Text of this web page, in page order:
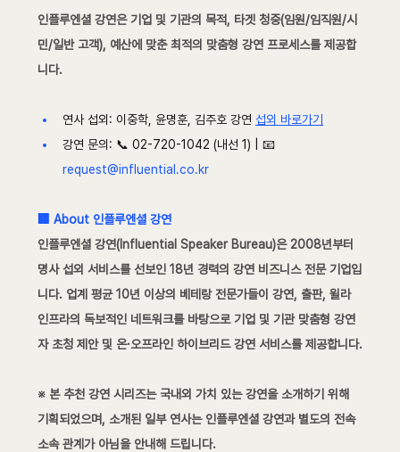
인플루엔셜 강연은 기업 및 기관의 목적, 타겟 청중(임원/임직원/시
민/일반 고객), 예산에 맞춘 최적의 맞춤형 강연 프로세스를 제공합
니다.
연사 섭외: 이중학, 윤명훈, 김주호 강연 섭외 바로가기
강연 문의: 📞 02-720-1042 (내선 1) | 📧
request@influential.co.kr
🏢 About 인플루엔셜 강연
인플루엔셜 강연(Influential Speaker Bureau)은 2008년부터
명사 섭외 서비스를 선보인 18년 경력의 강연 비즈니스 전문 기업입
니다. 업계 평균 10년 이상의 베테랑 전문가들이 강연, 출판, 윌라
인프라의 독보적인 네트워크를 바탕으로 기업 및 기관 맞춤형 강연
자 초청 제안 및 온·오프라인 하이브리드 강연 서비스를 제공합니다.
※ 본 추천 강연 시리즈는 국내외 가치 있는 강연을 소개하기 위해
기획되었으며, 소개된 일부 연사는 인플루엔셜 강연과 별도의 전속
소속 관계가 아님을 안내해 드립니다.